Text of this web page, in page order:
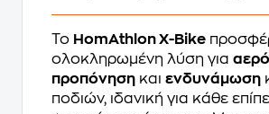
Το HomAthlon X-Bike
ολοκληρωμένη λύση για
προπόνηση και ενδυνάμωση
ποδιών, ιδανική για κάθε